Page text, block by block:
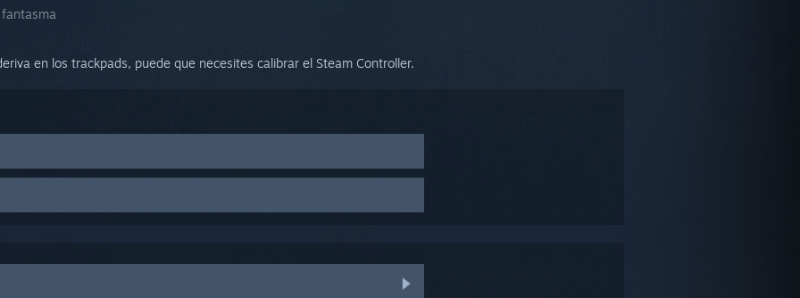
en los trackpads, puede que necesites calibrar el Steam Controller.
en pantalla para completar la calibración.